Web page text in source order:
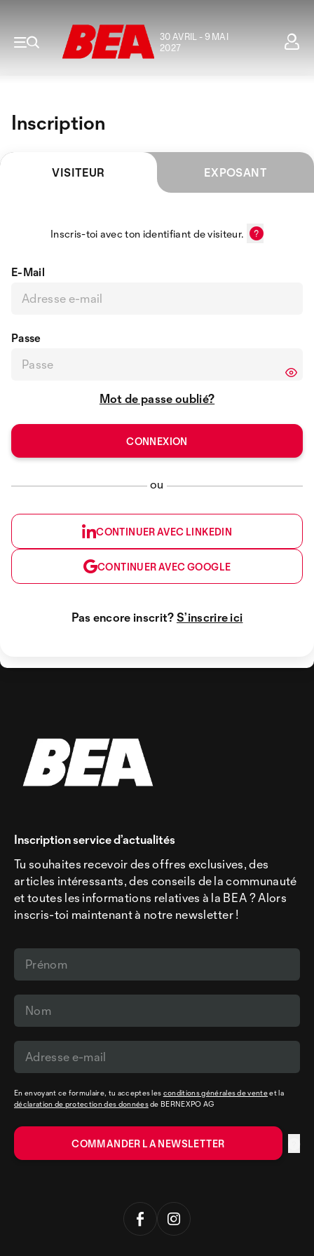
30 AVRIL - 9 MAI
2027
Inscription
VISITEUR EXPOSANT
Inscris-toi avec ton identifiant de visiteur.
E-Mail
Passe
Mot de passe oublié?
ou
CONTINUER AVEC LINKEDIN
CONTINUER AVEC GOOGLE
Pas encore inscrit?S’inscrire ici
Inscription service d’actualités
Tu souhaites recevoir des offres exclusives, des
articles intéressants, des conseils de la communauté
et toutes les informations relatives à la BEA ? Alors
inscris-toi maintenant à notre newsletter !
En envoyant ce formulaire, tu acceptes les conditions générales de venteet la
déclaration de protection des donnéesde BERNEXPO AG